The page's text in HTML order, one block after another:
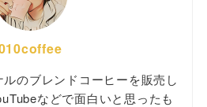
のブレンドコーヒーを販売し
などで面白いと思ったも